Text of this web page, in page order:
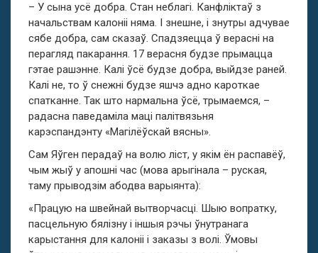
– У сына усё добра. Стан неблагі. Канфліктаў з
начальствам калоніі няма. І знешне, і знутры адчувае
сябе добра, сам сказаў. Спадзяецца ў верасні на
перагляд пакарання. 17 верасня будзе прымацца
гэтае рашэнне. Калі ўсё будзе добра, выйдзе раней.
Калі не, то ў снежні будзе яшчэ адно кароткае
спатканне. Так што нармальна ўсё, трымаемся, –
радасна паведаміла маці палітвязьня
карэспандэнту «Магілёўскай вясны».
Сам Яўген перадаў на волю ліст, у якім ён распавёў,
чым жыў у апошні час (мова арыгінала – руская,
таму прыводзім абодва варыянта):
«Працую на швейнай вытворчасці. Шыю вопратку,
пасцельную бялізну і іншыя рэчы ўнутранага
карыстання для калоніі і заказы з волі. Ўмовы